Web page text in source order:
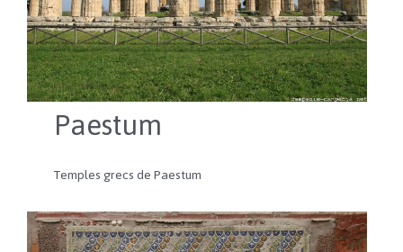
Paestum
Temples grecs de Paestum